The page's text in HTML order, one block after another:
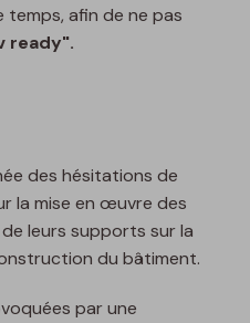
temps, afin de ne pas
ready".
des hésitations de
la mise en œuvre des
leurs supports sur la
du bâtiment.
par une